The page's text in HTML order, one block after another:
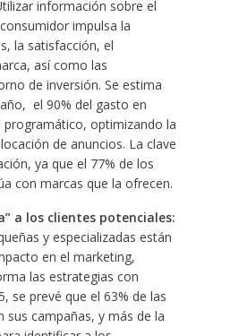
información sobre el
impulsa la
la satisfacción, el
así como las
de inversión. Se estima
el 90% del gasto en
programático, optimizando la
de anuncios. La clave
ya que el 77% de los
con marcas que la ofrecen.
a los clientes potenciales:
y especializadas están
en el marketing,
las estrategias con
se prevé que el 63% de las
sus campañas, y más de la